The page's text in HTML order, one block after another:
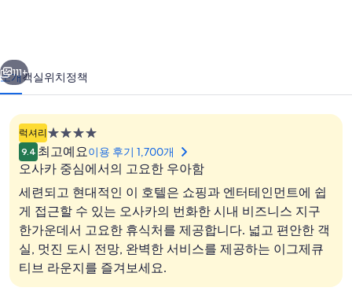
아
이
코
도
로비
111+
소개객실위치정책
럭셔리4.0
성
급
숙
박
시
설
9.4 최고예요이용 후기 1,700개
오사카 중심에서의 고요한 우아함
세련되고 현대적인 이 호텔은 쇼핑과 엔터테인먼트에 쉽
게 접근할 수 있는 오사카의 번화한 시내 비즈니스 지구
한가운데서 고요한 휴식처를 제공합니다. 넓고 편안한 객
실, 멋진 도시 전망, 완벽한 서비스를 제공하는 이그제큐
티브 라운지를 즐겨보세요.